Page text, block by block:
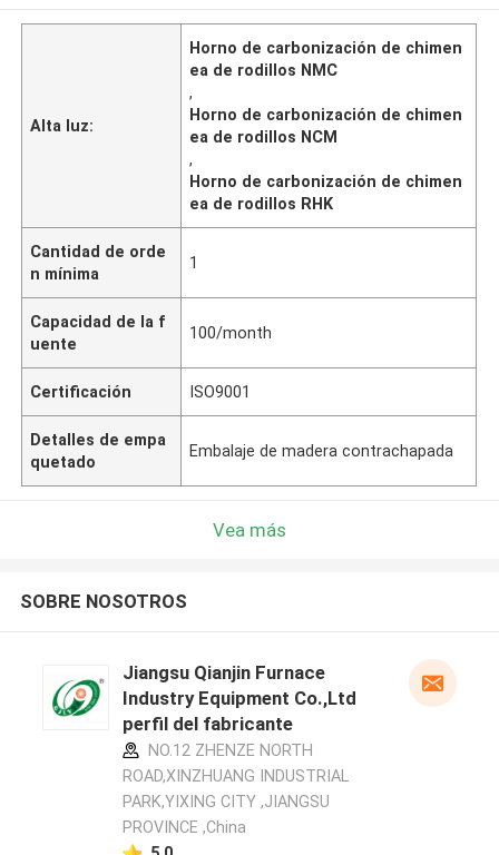
Alta luz:
Horno de carbonización de chimen
ea de rodillos NMC
,
Horno de carbonización de chimen
ea de rodillos NCM
,
Horno de carbonización de chimen
ea de rodillos RHK
Cantidad de orde
n mínima
1
Capacidad de la f
uente
100/month
Certificación ISO9001
Detalles de empa
quetado
Embalaje de madera contrachapada
Vea más
SOBRE NOSOTROS
Jiangsu Qianjin Furnace
Industry Equipment Co.,Ltd
perfil del fabricante
NO.12 ZHENZE NORTH
ROAD,XINZHUANG INDUSTRIAL
PARK,YIXING CITY ,JIANGSU
PROVINCE ,China